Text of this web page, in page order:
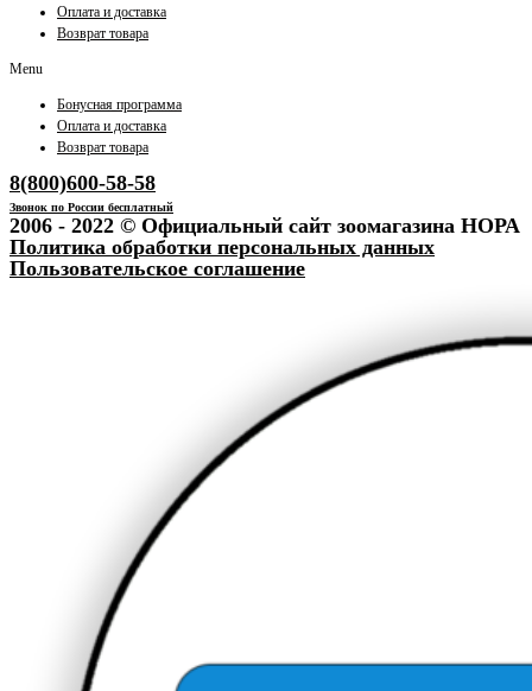
Оплата и доставка
Возврат товара
Menu
Бонусная программа
Оплата и доставка
Возврат товара
8(800)600-58-58
Звонок по России бесплатный
2006 - 2022 © Официальный сайт зоомагазина НОРА
Политика обработки персональных данных
Пользовательское соглашение